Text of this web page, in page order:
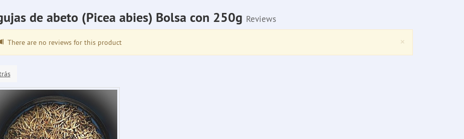
de abeto (Picea abies) Bolsa con 250g Reviews
×
There are no reviews for this product